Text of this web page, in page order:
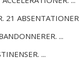
21
...
...